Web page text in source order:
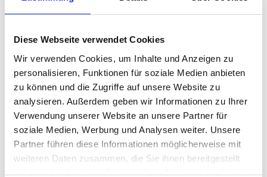
Diese Webseite verwendet Cookies
Wir verwenden Cookies, um Inhalte und Anzeigen zu
personalisieren, Funktionen für soziale Medien anbieten
zu können und die Zugriffe auf unsere Website zu
analysieren. Außerdem geben wir Informationen zu Ihrer
Verwendung unserer Website an unsere Partner für
soziale Medien, Werbung und Analysen weiter. Unsere
Partner führen diese Informationen möglicherweise mit
weiteren Daten zusammen, die Sie ihnen bereitgestellt
haben oder die sie im Rahmen Ihrer Nutzung der Dienste
Mehr zum Gala-Bau
Nadelgehölze
Buchs und Formgehölze, Obstgehölze
Heckenpflanzen
Bodendecker
Mehr zur Baumschule
Haftung für Inhalte
Die Inhalte unserer Seiten wurden mit größter Sorgfalt erstellt.